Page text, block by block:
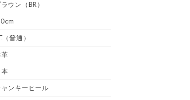
ウン（BR）
（普通）
本
ャンキーヒール